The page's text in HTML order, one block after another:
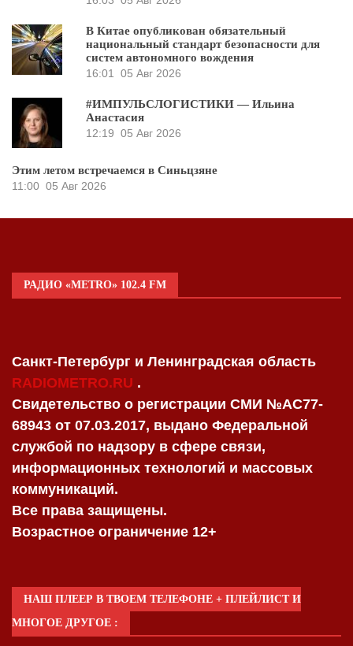
В Китае опубликован обязательный
национальный стандарт безопасности для
систем автономного вождения
16:01
05 Авг 2026
#ИМПУЛЬСЛОГИСТИКИ — Ильина
Анастасия
12:19 05 Авг 2026
Этим летом встречаемся в Синьцзяне
11:00 05 Авг 2026
РАДИО «METRO» 102.4 FM
Санкт-Петербург и Ленинградская область
RADIOMETRO.RU .
Свидетельство о регистрации СМИ №AC77-
68943 от 07.03.2017, выдано Федеральной
службой по надзору в сфере связи,
информационных технологий и массовых
коммуникаций.
Все права защищены.
Возрастное ограничение 12+
НАШ ПЛЕЕР В ТВОЕМ ТЕЛЕФОНЕ + ПЛЕЙЛИСТ И
МНОГОЕ ДРУГОЕ :